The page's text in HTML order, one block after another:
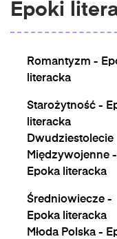
Epoki
Romantyzm -
literacka
Starożytność -
literacka
Dwudziestolecie
Międzywojenne -
Epoka literacka
Średniowiecze -
Epoka literacka
Młoda Polska -